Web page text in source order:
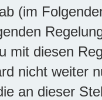
(im
mit diesen
nicht weiter
an dieser